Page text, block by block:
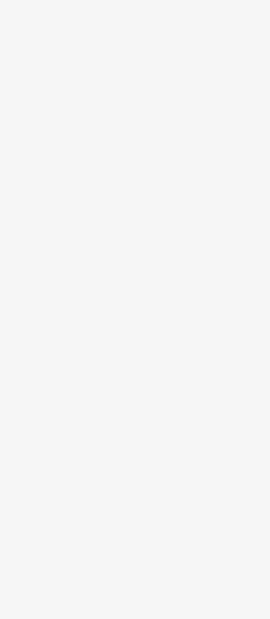
Ковролин